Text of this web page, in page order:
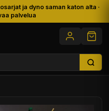
ja dyno saman katon alta ·
palvelua